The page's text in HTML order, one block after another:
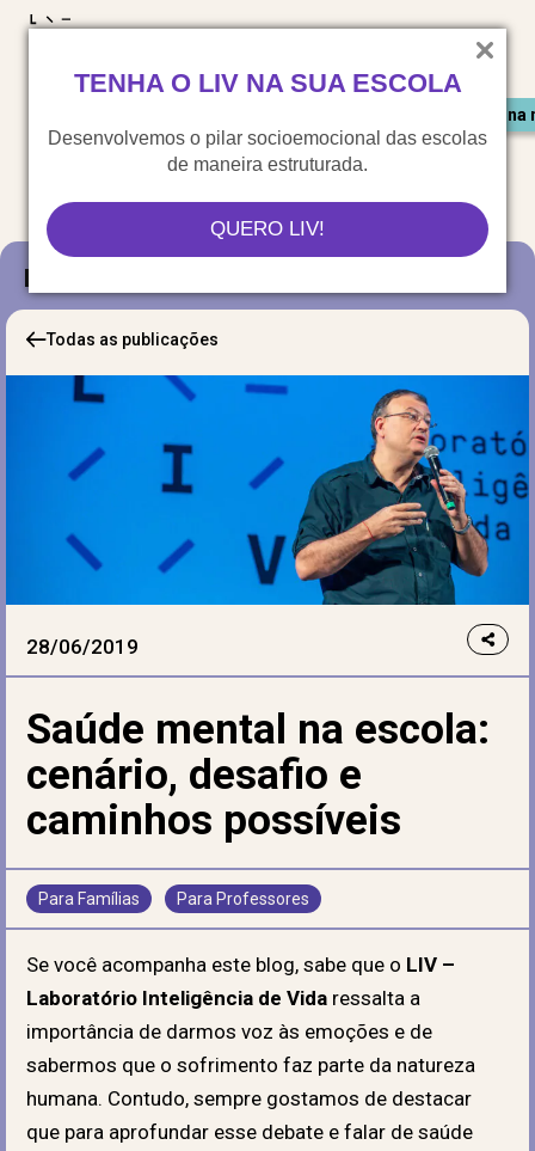
TENHA O LIV NA SUA ESCOLA
Desenvolvemos o pilar socioemocional das escolas
de maneira estruturada.
QUERO LIV!
Saiu
Blog
Todas as publicações
28/06/2019
Saúde mental na escola:
cenário, desafio e
caminhos possíveis
Para Famílias Para Professores
Se você acompanha este blog, sabe que o LIV –
Laboratório Inteligência de Vida ressalta a
importância de darmos voz às emoções e de
sabermos que o sofrimento faz parte da natureza
humana. Contudo, sempre gostamos de destacar
que para aprofundar esse debate e falar de saúde